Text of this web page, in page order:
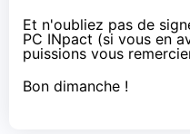
Et n'oubliez pas de
PC INpact (si vous en
puissions vous
Bon dimanche !